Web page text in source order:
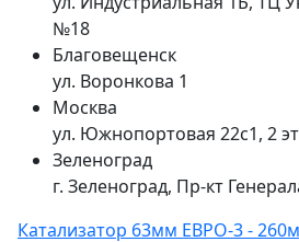
№18
Благовещенск
ул. Воронкова 1
Москва
ул. Южнопортовая 22с1, 2
Зеленоград
г. Зеленоград, Пр-кт
Катализатор 63мм ЕВРО-3 -